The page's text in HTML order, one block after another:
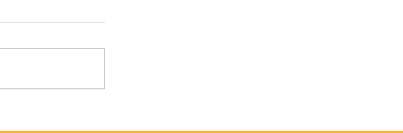
Rotary Club Monza Brianza